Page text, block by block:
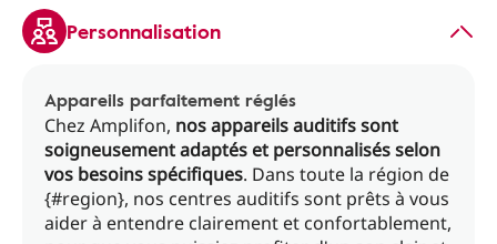
Personnalisation
Appareils parfaitement réglés
Chez Amplifon, nos appareils auditifs sont
soigneusement adaptés et personnalisés selon
vos besoins spécifiques. Dans toute la région de
{#region}, nos centres auditifs sont prêts à vous
aider à entendre clairement et confortablement,